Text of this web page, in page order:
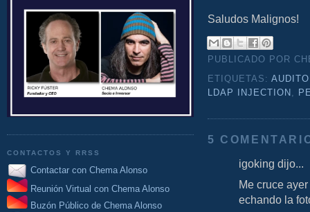
CONTACTOS Y RRSS
Contactar con Chema Alonso
Reunión Virtual con Chema Alonso
Buzón Público de Chema Alonso
Saludos Malignos!
PUBLICADO POR
ETIQUETAS:
LDAP INJECTION ,
5
igoking dijo...
Me cruce
echando la